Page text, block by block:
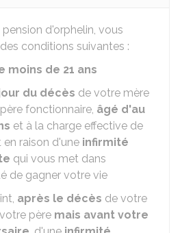
d'orphelin, vous
des conditions suivantes :
moins de 21 ans
du décès de votre mère
fonctionnaire, âgé d'au
et à la charge effective de
raison d'une infirmité
qui vous met dans
de gagner votre vie
après le décès de votre
père mais avant votre